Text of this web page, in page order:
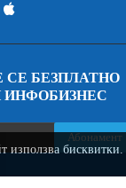
използва бисквитки.
СЕ БЕЗПЛАТНО
ИНФОБИЗНЕС
Абонамент